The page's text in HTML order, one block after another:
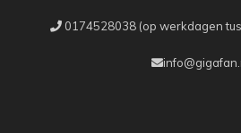
0174528038 (op werkdagen